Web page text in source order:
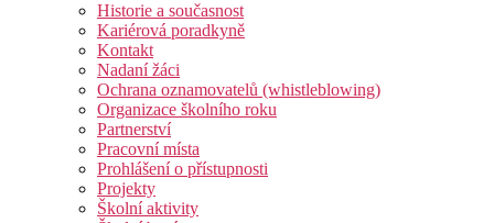
Historie a současnost
Kariérová poradkyně
Kontakt
Nadaní žáci
Ochrana oznamovatelů (whistleblowing)
Organizace školního roku
Partnerství
Pracovní místa
Prohlášení o přístupnosti
Projekty
Školní aktivity